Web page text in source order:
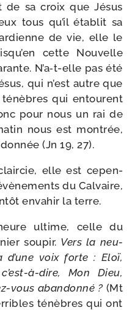
de sa croix que Jésus
tous qu’il éta­blit sa
de vie, elle le
cette Nouvelle
N’a‑t-elle pas été
qui n’est autre que
qui entourent
pour nous un rai de
nous est mon­trée,
(Jn 19, 27).
elle est cepen­
du Calvaire,
enva­hir la terre.
ultime, celle du
sou­pir. Vers la neu­
d’une voix forte : Eloï,
à-dire, Mon Dieu,
​vous aban­don­né ? (Mt
ténèbres qui ont